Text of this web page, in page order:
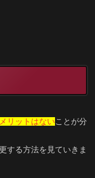
リットはないことが分
する方法を見ていきま